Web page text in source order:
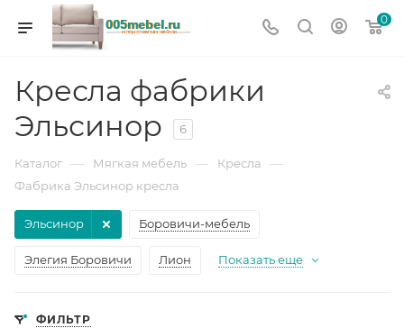
0
Кресла фабрики
Эльсинор
6
Каталог — Мягкая мебель — Кресла —
Фабрика Эльсинор кресла
Боровичи-мебель
Элегия Боровичи Лион
Эльсинор
Показать еще
ФИЛЬТР